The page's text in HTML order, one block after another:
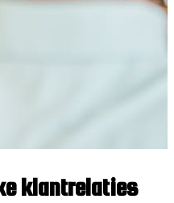
klantrelaties